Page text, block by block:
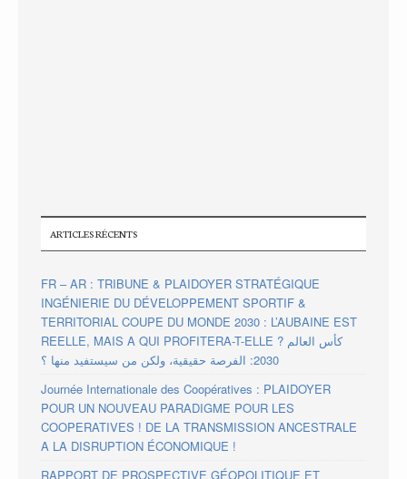
ARTICLES RÉCENTS
FR – AR : TRIBUNE & PLAIDOYER STRATÉGIQUE
INGÉNIERIE DU DÉVELOPPEMENT SPORTIF &
TERRITORIAL COUPE DU MONDE 2030 : L’AUBAINE EST
REELLE, MAIS A QUI PROFITERA-T-ELLE ? كأس العالم
2030: الفرصة حقيقية، ولكن من سيستفيد منها ؟
Journée Internationale des Coopératives : PLAIDOYER
POUR UN NOUVEAU PARADIGME POUR LES
COOPERATIVES ! DE LA TRANSMISSION ANCESTRALE
A LA DISRUPTION ÉCONOMIQUE !
RAPPORT DE PROSPECTIVE GÉOPOLITIQUE ET